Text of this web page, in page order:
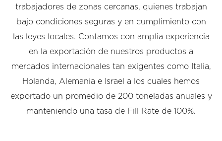
trabajadores de zonas cercanas, quienes trabajan
bajo condiciones seguras y en cumplimiento con
las leyes locales. Contamos con amplia experiencia
en la exportación de nuestros productos a
mercados internacionales tan exigentes como Italia,
Holanda, Alemania e Israel a los cuales hemos
exportado un promedio de 200 toneladas anuales y
manteniendo una tasa de Fill Rate de 100%.